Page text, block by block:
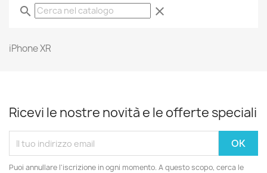
search clear
iPhone XR
Ricevi le nostre novità e le offerte speciali
Puoi annullare l'iscrizione in ogni momento. A questo scopo, cerca le